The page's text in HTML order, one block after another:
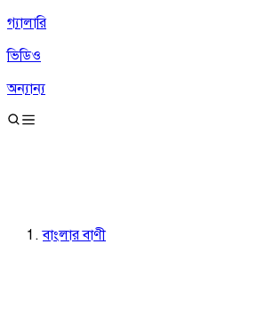
গ্যালারি
ভিডিও
অন্যান্য
বাংলার বাণী